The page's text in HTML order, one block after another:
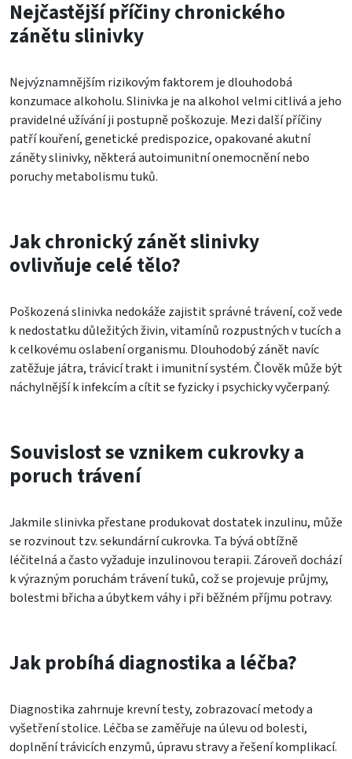
Nejčastější příčiny chronického
zánětu slinivky
Nejvýznamnějším rizikovým faktorem je dlouhodobá
konzumace alkoholu. Slinivka je na alkohol velmi citlivá a jeho
pravidelné užívání ji postupně poškozuje. Mezi další příčiny
patří kouření, genetické predispozice, opakované akutní
záněty slinivky, některá autoimunitní onemocnění nebo
poruchy metabolismu tuků.
Jak chronický zánět slinivky
ovlivňuje celé tělo?
Poškozená slinivka nedokáže zajistit správné trávení, což vede
k nedostatku důležitých živin, vitamínů rozpustných v tucích a
k celkovému oslabení organismu. Dlouhodobý zánět navíc
zatěžuje játra, trávicí trakt i imunitní systém. Člověk může být
náchylnější k infekcím a cítit se fyzicky i psychicky vyčerpaný.
Souvislost se vznikem cukrovky a
poruch trávení
Jakmile slinivka přestane produkovat dostatek inzulinu, může
se rozvinout tzv. sekundární cukrovka. Ta bývá obtížně
léčitelná a často vyžaduje inzulinovou terapii. Zároveň dochází
k výrazným poruchám trávení tuků, což se projevuje průjmy,
bolestmi břicha a úbytkem váhy i při běžném příjmu potravy.
Jak probíhá diagnostika a léčba?
Diagnostika zahrnuje krevní testy, zobrazovací metody a
vyšetření stolice. Léčba se zaměřuje na úlevu od bolesti,
doplnění trávicích enzymů, úpravu stravy a řešení komplikací.